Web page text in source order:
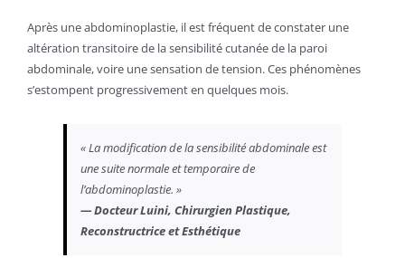
Après une abdominoplastie, il est fréquent de constater une
altération transitoire de la sensibilité cutanée de la paroi
abdominale, voire une sensation de tension. Ces phénomènes
s’estompent progressivement en quelques mois.
« La modification de la sensibilité abdominale est
une suite normale et temporaire de
l’abdominoplastie. »
— Docteur Luini, Chirurgien Plastique,
Reconstructrice et Esthétique